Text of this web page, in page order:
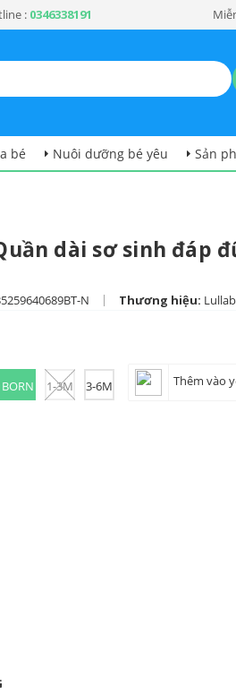
: 0346338191
bé Nuôi dưỡng bé yêu Sản
dài sơ sinh đáp
N | Thương hiệu:
1-3M 3-6M Thêm vào